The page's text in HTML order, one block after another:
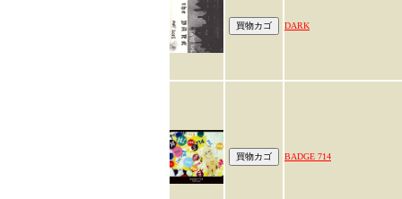
DARK
BADGE 714